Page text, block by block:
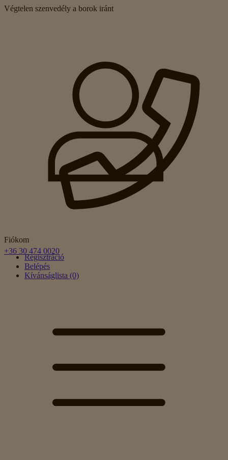
Végtelen szenvedély a borok iránt
Fiókom
Regisztráció
Belépés
Kívánságlista (0)
+36 30 474 0020